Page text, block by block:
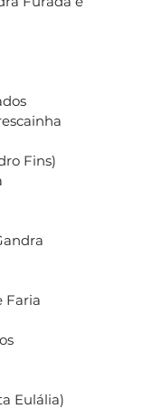
Fins)
Faria
Eulália)